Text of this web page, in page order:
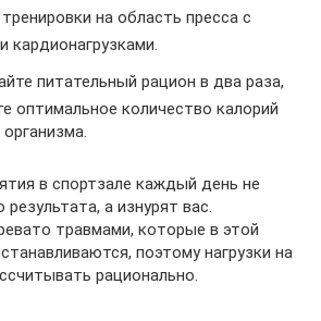
на область пресса с
кардионагрузками.
питательный рацион в два раза,
оптимальное количество калорий
в спортзале каждый день не
а изнурят вас.
травмами, которые в этой
поэтому нагрузки на
рационально.